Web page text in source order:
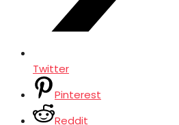
Twitter
Pinterest
Reddit